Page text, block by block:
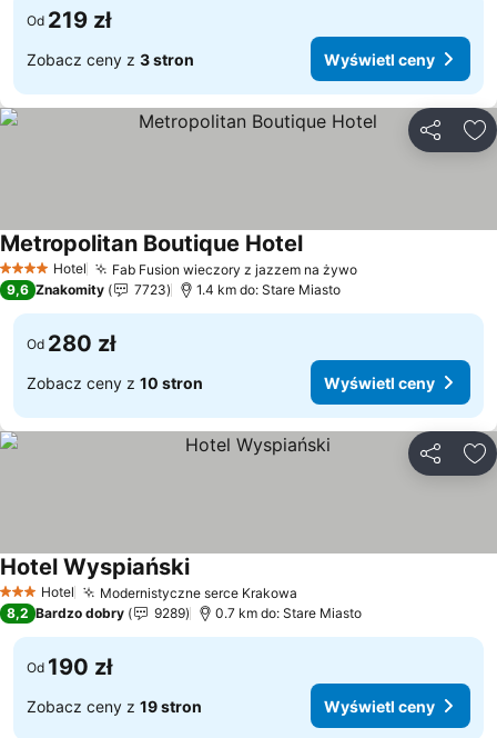
Od 219 zł
Zobacz ceny z 3 stron Wyświetl ceny
4 KategoriaHotel Fab Fusion wieczory z jazzem na żywo
Metropolitan Boutique Hotel
9,6 Znakomity 7723 1.4 km do: Stare Miasto
Od 280 zł
Zobacz ceny z 10 stron Wyświetl ceny
3 Kategoria
Hotel Modernistyczne serce Krakowa
Hotel Wyspiański
8,2 Bardzo dobry 9289 0.7 km do: Stare Miasto
Od 190 zł
Zobacz ceny z 19 stron Wyświetl ceny